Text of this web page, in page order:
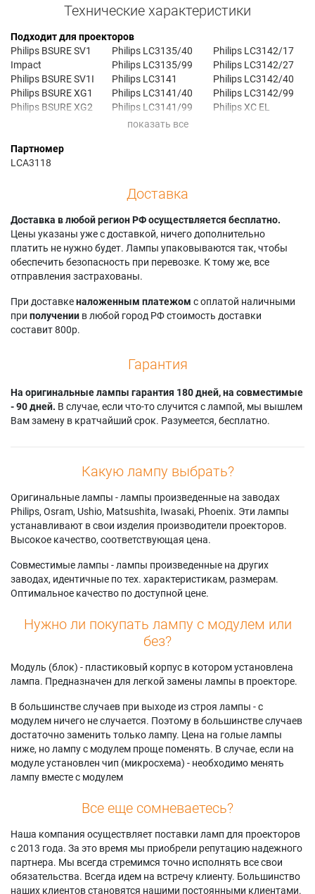
Технические характеристики
Подходит для проекторов
Philips BSURE SV1
Impact
Philips BSURE SV1I
Philips BSURE XG1
Philips BSURE XG2
Philips LC3135/40
Philips LC3135/99
Philips LC3141
Philips LC3141/40
Philips LC3141/99
Philips LC3142
Philips LC3142/17
Philips LC3142/27
Philips LC3142/40
Philips LC3142/99
Philips XC EL
Партномер
LCA3118
Доставка
Доставка в любой регион РФ осуществляется бесплатно.
Цены указаны уже с доставкой, ничего дополнительно
платить не нужно будет. Лампы упаковываются так, чтобы
обеспечить безопасность при перевозке. К тому же, все
отправления застрахованы.
При доставкеналоженным платежом с оплатой наличными
при получении в любой город РФ стоимость доставки
составит 800р.
Гарантия
На оригинальные лампы гарантия 180 дней, на совместимые
- 90 дней. В случае, если что-то случится с лампой, мы вышлем
Вам замену в кратчайший срок. Разумеется, бесплатно.
Какую лампу выбрать?
Оригинальные лампы - лампы произведенные на заводах
Philips, Osram, Ushio, Matsushita, Iwasaki, Phoenix. Эти лампы
устанавливают в свои изделия производители проекторов.
Высокое качество, соответствующая цена.
Совместимые лампы - лампы произведенные на других
заводах, идентичные по тех. характеристикам, размерам.
Оптимальное качество по доступной цене.
Нужно ли покупать лампу с модулем или
без?
Модуль (блок) - пластиковый корпус в котором установлена
лампа. Предназначен для легкой замены лампы в проекторе.
В большинстве случаев при выходе из строя лампы - с
модулем ничего не случается. Поэтому в большинстве случаев
достаточно заменить только лампу. Цена на голые лампы
ниже, но лампу с модулем проще поменять. В случае, если на
модуле установлен чип (микросхема) - необходимо менять
лампу вместе с модулем
Все еще сомневаетесь?
Наша компания осуществляет поставки ламп для проекторов
с 2013 года. За это время мы приобрели репутацию надежного
партнера. Мы всегда стремимся точно исполнять все свои
обязательства. Всегда идем на встречу клиенту. Большинство
наших клиентов становятся нашими постоянными клиентами.